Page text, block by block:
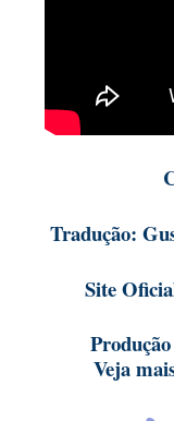
Tradução:
Site
Veja